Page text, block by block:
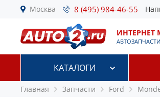
Москва 8 (495) 984-46-55
ИНТЕРНЕТ
КАТАЛОГИ
Главная Запчасти Ford